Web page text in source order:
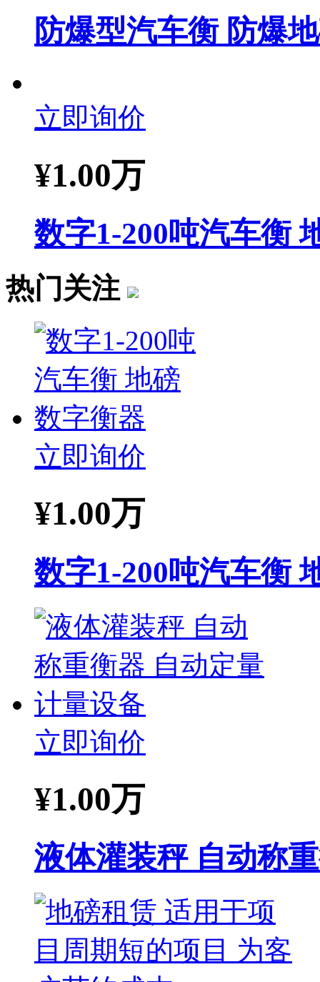
防爆型汽车衡 防爆
立即询价
¥1.00万
数字1-200吨汽车衡
热门关注
立即询价
¥1.00万
数字1-200吨汽车衡
立即询价
¥1.00万
液体灌装秤 自动称